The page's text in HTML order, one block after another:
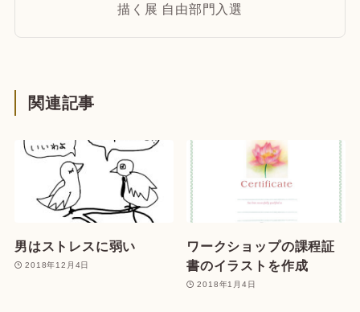
描く展 自由部門入選
関連記事
男はストレスに弱い
2018年12月4日
ワークショップの課程証
書のイラストを作成
2018年1月4日